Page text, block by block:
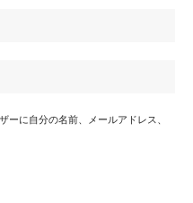
ーに自分の名前、メールアドレス、